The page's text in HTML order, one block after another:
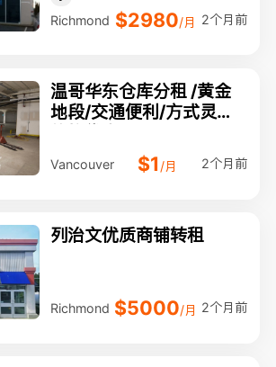
Richmond $2980/月 2个月前
温哥华东仓库分租 /黄金
地段/交通便利/方式灵活/
Vancouver $1/月 2个月前
列治文优质商铺转租
Richmond $5000/月 2个月前